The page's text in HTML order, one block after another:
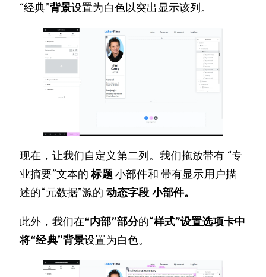
“经典”背景设置为白色以突出显示该列。
现在，让我们自定义第二列。我们拖放带有 “专
业摘要”文本的标题小部件和 带有显示用户描
述的“元数据”源的 动态字段 小部件。
此外，我们在“内部”部分的“样式”设置选项卡中
将“经典”背景设置为白色。